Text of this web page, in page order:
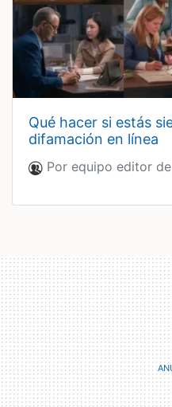
qué hacer si estás siendo víctima de
difamación en línea
Por equipo editor de